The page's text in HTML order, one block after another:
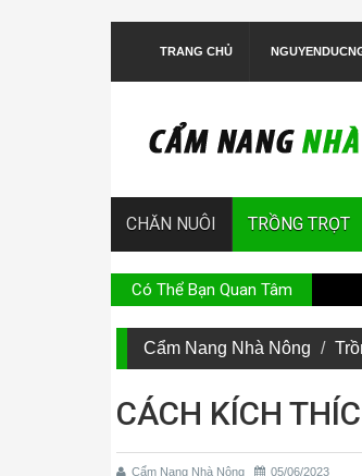
TRANG CHỦ
CHĂN NUÔI TRỒNG TRỌT
Có Thể Bạn Quan Tâm
Cẩm Nang Nhà Nông
CÁCH KÍCH
Cẩm Nang Nhà Nông 05/06/2023